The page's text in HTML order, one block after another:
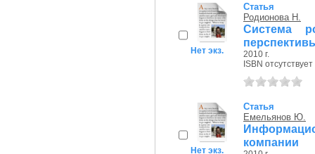
Нет экз.
Статья
Родионова Н.
Система
2010 г.
ISBN отсутствует
Нет экз.
Статья
Емельянов Ю.
компании